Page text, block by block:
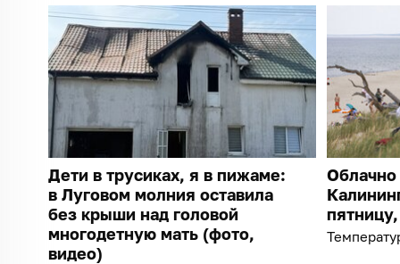
Дети в трусиках, я в пижаме:
в Луговом молния оставила
без крыши над головой
многодетную мать (фото,
видео)
Облачно